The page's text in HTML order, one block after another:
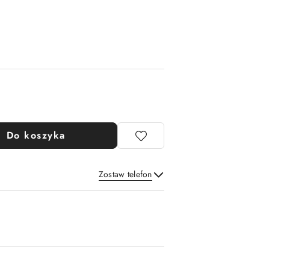
Do koszyka
Zostaw telefon
Wyślij